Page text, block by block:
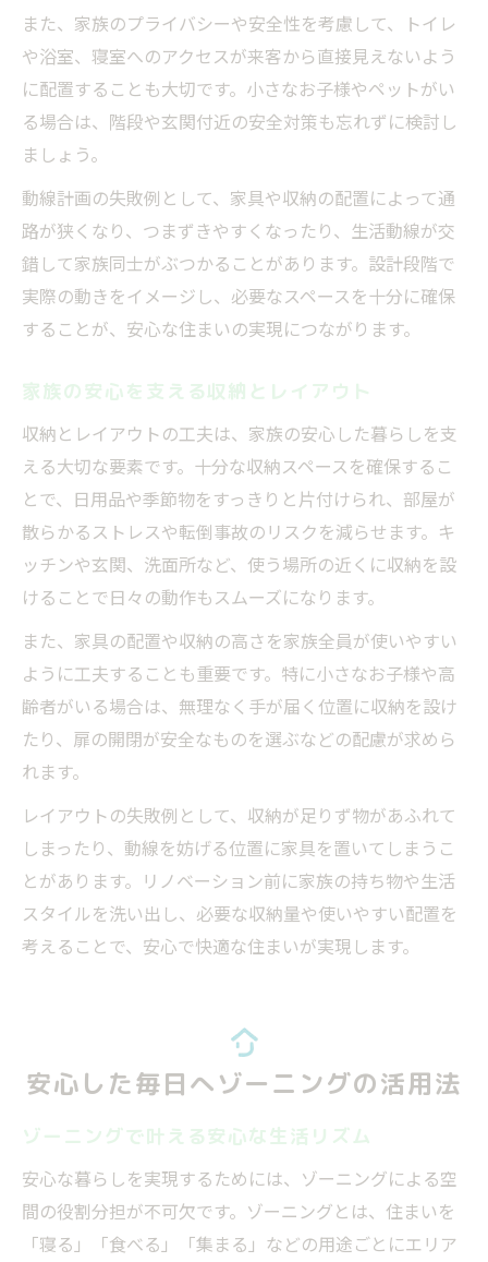
また、家族のプライバシーや安全性を考慮して、トイレ
や浴室、寝室へのアクセスが来客から直接見えないよう
に配置することも大切です。小さなお子様やペットがい
る場合は、階段や玄関付近の安全対策も忘れずに検討し
ましょう。
動線計画の失敗例として、家具や収納の配置によって通
路が狭くなり、つまずきやすくなったり、生活動線が交
錯して家族同士がぶつかることがあります。設計段階で
実際の動きをイメージし、必要なスペースを十分に確保
することが、安心な住まいの実現につながります。
家族の安心を支える収納とレイアウト
収納とレイアウトの工夫は、家族の安心した暮らしを支
える大切な要素です。十分な収納スペースを確保するこ
とで、日用品や季節物をすっきりと片付けられ、部屋が
散らかるストレスや転倒事故のリスクを減らせます。キ
ッチンや玄関、洗面所など、使う場所の近くに収納を設
けることで日々の動作もスムーズになります。
また、家具の配置や収納の高さを家族全員が使いやすい
ように工夫することも重要です。特に小さなお子様や高
齢者がいる場合は、無理なく手が届く位置に収納を設け
たり、扉の開閉が安全なものを選ぶなどの配慮が求めら
れます。
レイアウトの失敗例として、収納が足りず物があふれて
しまったり、動線を妨げる位置に家具を置いてしまうこ
とがあります。リノベーション前に家族の持ち物や生活
スタイルを洗い出し、必要な収納量や使いやすい配置を
考えることで、安心で快適な住まいが実現します。
安心した毎日へゾーニングの活用法
ゾーニングで叶える安心な生活リズム
安心な暮らしを実現するためには、ゾーニングによる空
間の役割分担が不可欠です。ゾーニングとは、住まいを
「寝る」「食べる」「集まる」などの用途ごとにエリア